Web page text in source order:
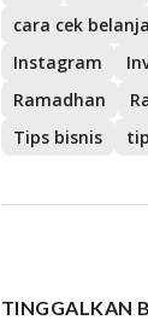
Instagram
Ramadhan
Tips bisnis
TINGGALKAN